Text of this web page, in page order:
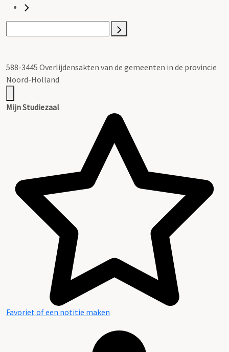
588-3445 Overlijdensakten van de gemeenten in de provincie
Noord-Holland
Mijn Studiezaal
Favoriet of een notitie maken